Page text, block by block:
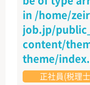
in /home/
job.jp/
content/
theme/
正社員(税理